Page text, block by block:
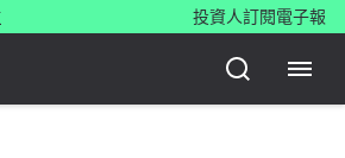
投資人訂閱電子報